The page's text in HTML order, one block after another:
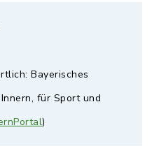
Bayerisches
für Sport und
)